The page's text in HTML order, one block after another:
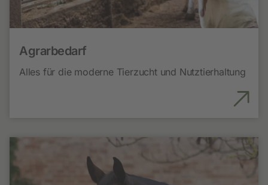
Agrarbedarf
Alles für die moderne Tierzucht und Nutztierhaltung